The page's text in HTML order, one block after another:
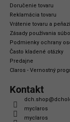
Doručenie tovaru
Reklamácia tovaru
Vrátenie tovaru a peňazí
Zásady používania
Podmienky ochrany
Často kladené otázky
Predajne
Claros - Vernostný
Kontakt
dch.shop@
myclaros
myclaros